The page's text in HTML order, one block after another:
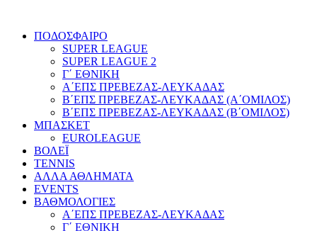
ΠΟΔΟΣΦΑΙΡΟ
SUPER LEAGUE
SUPER LEAGUE 2
Γ΄ ΕΘΝΙΚΗ
Α΄ΕΠΣ ΠΡΕΒΕΖΑΣ-ΛΕΥΚΑΔΑΣ
Β΄ΕΠΣ ΠΡΕΒΕΖΑΣ-ΛΕΥΚΑΔΑΣ (Α΄ΟΜΙΛΟΣ)
Β΄ΕΠΣ ΠΡΕΒΕΖΑΣ-ΛΕΥΚΑΔΑΣ (Β΄ΟΜΙΛΟΣ)
ΜΠΑΣΚΕΤ
EUROLEAGUE
ΒΟΛΕΪ
TENNIS
ΑΛΛΑ ΑΘΛΗΜΑΤΑ
EVENTS
ΒΑΘΜΟΛΟΓΙΕΣ
Α΄ΕΠΣ ΠΡΕΒΕΖΑΣ-ΛΕΥΚΑΔΑΣ
Γ΄ ΕΘΝΙΚΗ